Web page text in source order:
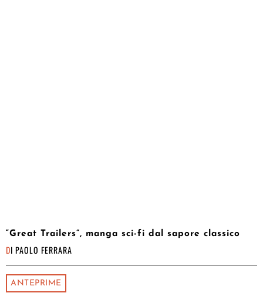
“Great Trailers”, manga sci-fi dal sapore classico
DI PAOLO FERRARA
ANTEPRIME